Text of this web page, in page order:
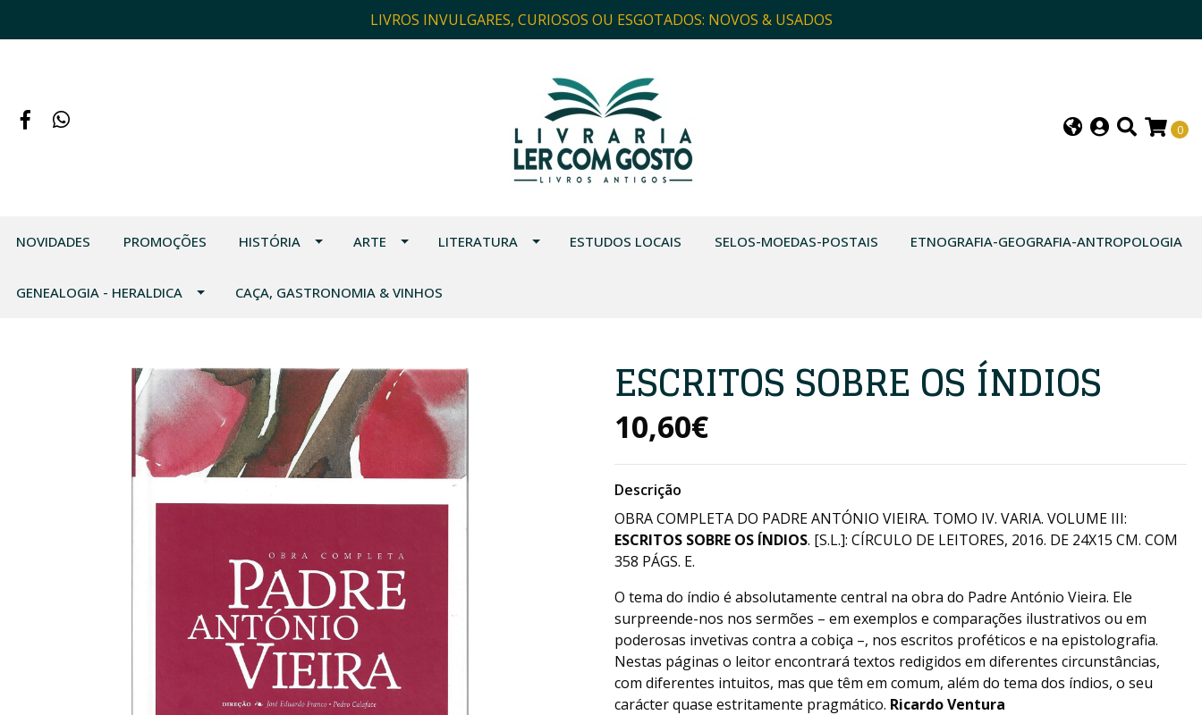
LIVROS INVULGARES, CURIOSOS OU ESGOTADOS: NOVOS & USADOS
0
NOVIDADES PROMOÇÕES HISTÓRIA ARTE LITERATURA ESTUDOS LOCAIS SELOS-MOEDAS-POSTAIS ETNOGRAFIA-GEOGRAFIA-ANTROPOLOGIA
GENEALOGIA - HERALDICA CAÇA, GASTRONOMIA & VINHOS
ESCRITOS SOBRE OS ÍNDIOS
10,60€
Descrição
OBRA COMPLETA DO PADRE ANTÓNIO VIEIRA. TOMO IV. VARIA. VOLUME III:
ESCRITOS SOBRE OS ÍNDIOS. [S.L.]: CÍRCULO DE LEITORES, 2016. DE 24X15 CM. COM
358 PÁGS. E.
O tema do índio é absolutamente central na obra do Padre António Vieira. Ele
surpreende-nos nos sermões – em exemplos e comparações ilustrativos ou em
poderosas invetivas contra a cobiça –, nos escritos proféticos e na epistolografia.
Nestas páginas o leitor encontrará textos redigidos em diferentes circunstâncias,
com diferentes intuitos, mas que têm em comum, além do tema dos índios, o seu
carácter quase estritamente pragmático. Ricardo Ventura